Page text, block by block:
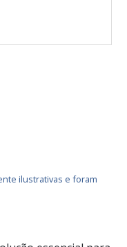
ilustrativas e foram